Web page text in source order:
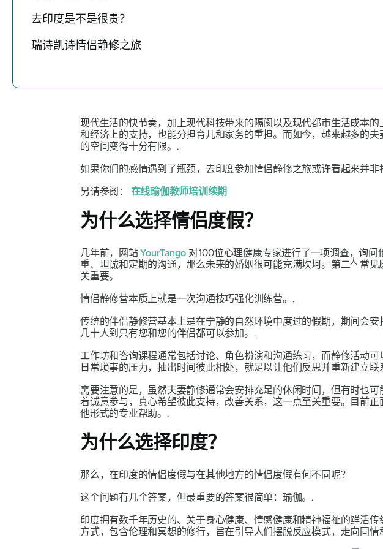
去印度是不是很贵？
瑞诗凯诗情侣静修之旅
现代生活的快节奏，加上现代科技带来的隔阂以及现代都市生活成本
和经济上的支持，也能分担育儿和家务的重担。而如今，越来越多的
的空间变得十分有限。.
如果你们的感情遇到了瓶颈，去印度参加情侣静修之旅或许看起来并
另请参阅： 在线瑜伽教师培训续期
为什么选择情侣度假？
几年前，网站YourTango 对100位心理健康专家进行了一项调查，询
重、坦诚和定期的沟通，那么未来的婚姻很可能充满坎坷。第二大 常见
关重要。
情侣静修营本质上就是一次沟通技巧强化训练营。.
传统的伴侣静修营基本上是在宁静的自然环境中度过的假期，期间会
几十人到只有您和您的伴侣都可以参加。.
工作坊和咨询课程通常包括讨论、角色扮演和沟通练习，而静修活动
日常琐事的压力，抽出时间彼此相处，就足以让他们反思并重新建立联
需要注意的是，虽然夫妻静修通常会安排充足的休闲时间，但有时也
着诚意参与，真心希望彼此支持，改善关系，这一点至关重要。目前
他形式的专业帮助。.
为什么选择印度？
那么，在印度的情侣度假与在其他地方的情侣度假有何不同呢？
这个问题有几个答案，但最重要的答案很简单：瑜伽。.
印度拥有数千年历史的、关于身心健康、情感健康和精神福祉的鲜活传
方式，包含伦理和冥想的修行，旨在引导人们摆脱反应模式，走向同情